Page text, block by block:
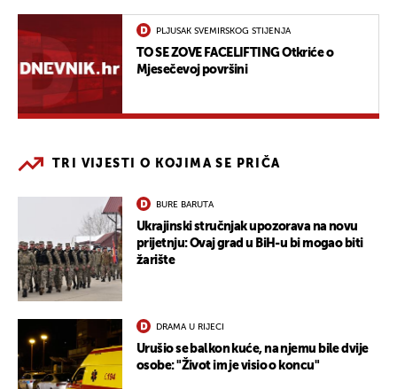
PLJUSAK SVEMIRSKOG STIJENJA
TO SE ZOVE FACELIFTING Otkriće o
Mjesečevoj površini
TRI VIJESTI O KOJIMA SE PRIČA
BURE BARUTA
Ukrajinski stručnjak upozorava na novu
prijetnju: Ovaj grad u BiH-u bi mogao biti
žarište
DRAMA U RIJECI
Urušio se balkon kuće, na njemu bile dvije
osobe: "Život im je visio o koncu"